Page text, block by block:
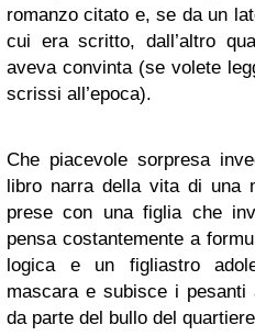
romanzo citato e, se da un
cui era scritto, dall’altro
aveva convinta (se volete
scrissi all’epoca).
Che piacevole sorpresa
libro narra della vita di una
prese con una figlia che
pensa costantemente a
logica e un figliastro
mascara e subisce i
da parte del bullo del